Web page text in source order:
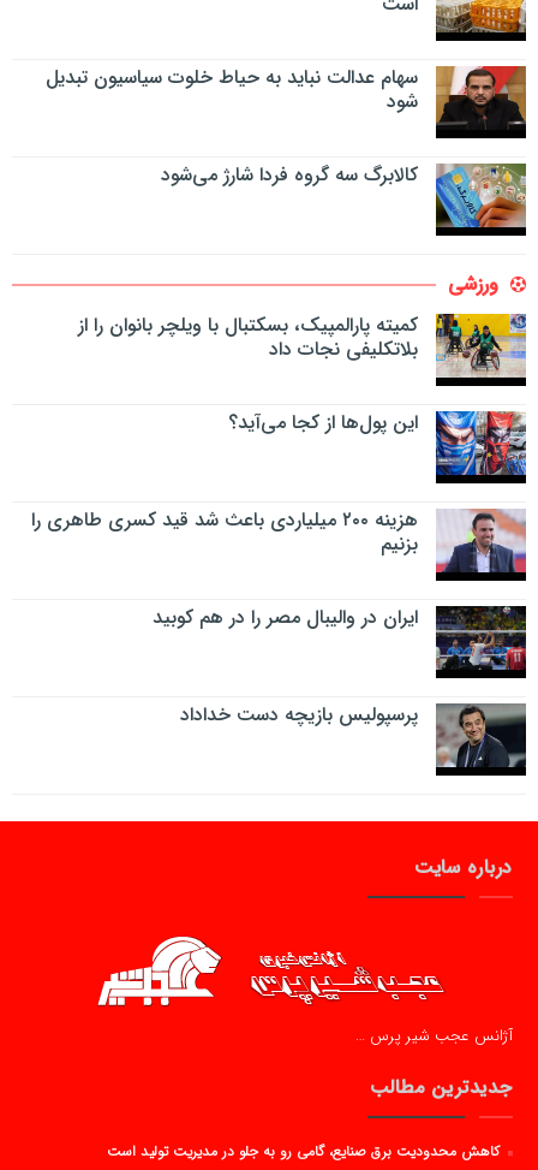
سهام عدالت نباید به حیاط خلوت سیاسیون تبدیل
شود
کالابرگ سه گروه فردا شارژ می‌شود
ورزشی
کمیته پارالمپیک، بسکتبال با ویلچر بانوان را از
بلاتکلیفی نجات داد
این پول‌ها از کجا می‌آید؟
هزینه ۲۰۰ میلیاردی باعث شد قید کسری طاهری را
بزنیم
ایران در والیبال مصر را در هم کوبید
پرسپولیس بازیچه دست خداداد
درباره سایت
آژانس عجب شیر پرس …
جدیدترین مطالب
کاهش محدودیت برق صنایع، گامی رو به جلو در مدیریت تولید است